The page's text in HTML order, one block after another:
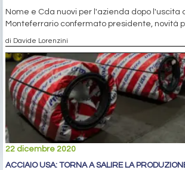
Nome e Cda nuovi per l'azienda dopo l'uscita
Monteferrario confermato presidente, novità
di Davide Lorenzini
22 dicembre 2020
ACCIAIO USA: TORNA A SALIRE LA